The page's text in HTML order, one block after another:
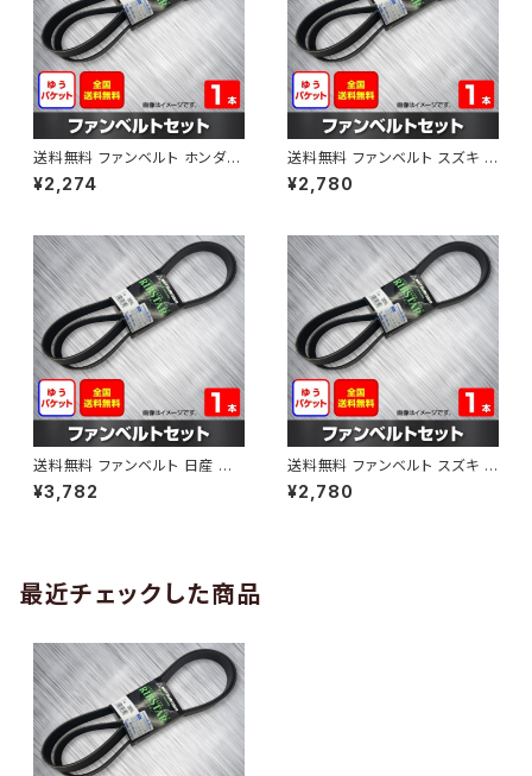
送料無料 ファンベルト ホンダ フ
ィット 型式GE6 H19.10～H25.
09 （国内トップメーカー） 1本 H
¥2,274
送料無料 ファンベルト スズキ ス
ペーシア 型式MK32S H25.03
～H30.02 （国内トップメーカ
¥2,780
送料無料 ファンベルト 日産 キ
ューブ 型式Z12 H20.11～H24.
10 （国内トップメーカー） 1本 H
¥3,782
送料無料 ファンベルト スズキ ワ
ゴンR 型式MH34S H24.09～
H29.02 （国内トップメーカー）
¥2,780
最近チェックした商品